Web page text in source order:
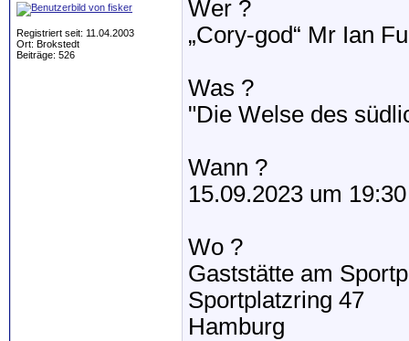
Registriert seit: 11.04.2003
Ort: Brokstedt
Beiträge: 526
Wer ?
„Cory-god“ Mr Ian
Was ?
"Die Welse des
Wann ?
15.09.2023 um
Wo ?
Gaststätte am
Sportplatzring 47
Hamburg